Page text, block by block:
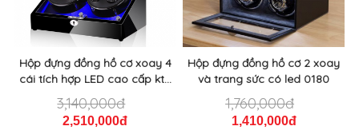
Hộp đựng đồng hồ cơ xoay 4
cái tích hợp LED cao cấp kt...
3,140,000đ
2,510,000đ
Hộp đựng đồng hồ cơ 2 xoay
và trang sức có led 0180
1,760,000đ
1,410,000đ